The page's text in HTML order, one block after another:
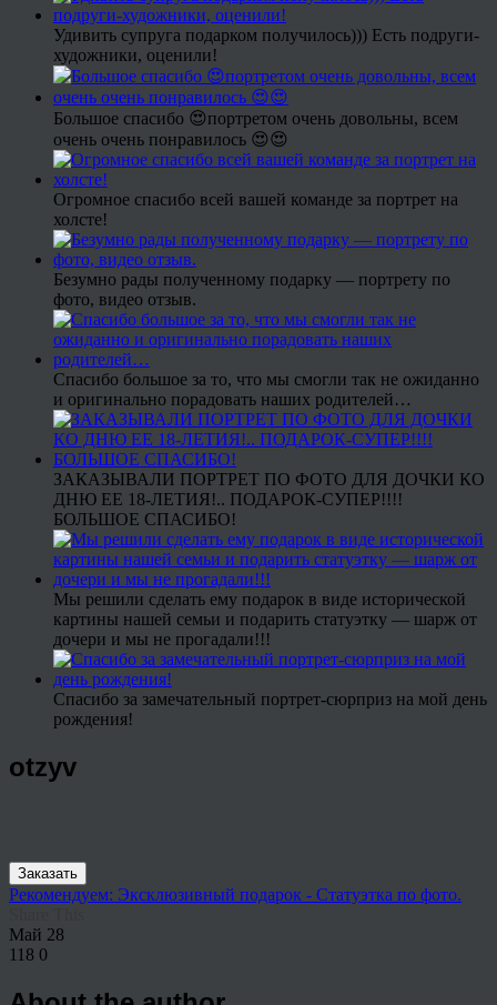
Удивить супруга подарком получилось))) Есть подруги-
художники, оценили!
Большое спасибо 😍портретом очень довольны, всем
очень очень понравилось 😍😍
Огромное спасибо всей вашей команде за портрет на
холсте!
Безумно рады полученному подарку — портрету по
фото, видео отзыв.
Спасибо большое за то, что мы смогли так не ожиданно
и оригинально порадовать наших родителей…
ЗАКАЗЫВАЛИ ПОРТРЕТ ПО ФОТО ДЛЯ ДОЧКИ КО
ДНЮ ЕЕ 18-ЛЕТИЯ!.. ПОДАРОК-СУПЕР!!!!
БОЛЬШОЕ СПАСИБО!
Мы решили сделать ему подарок в виде исторической
картины нашей семьи и подарить статуэтку — шарж от
дочери и мы не прогадали!!!
Спасибо за замечательный портрет-сюрприз на мой день
рождения!
otzyv
Заказать
Рекомендуем: Эксклюзивный подарок - Статуэтка по фото.
Май 28
118 0